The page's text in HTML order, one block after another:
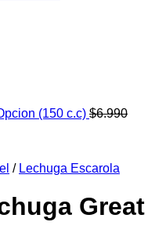
(150 c.c) $6.990
/ Lechuga Escarola
Great